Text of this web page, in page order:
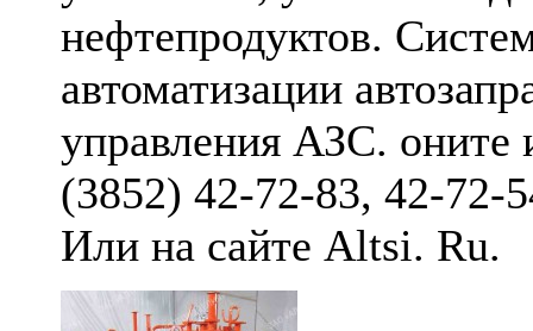
нефтепродуктов.
автоматизации
управления АЗС. оните
(3852) 42-72-83, 42-72-
Или на сайте Altsi. Ru.